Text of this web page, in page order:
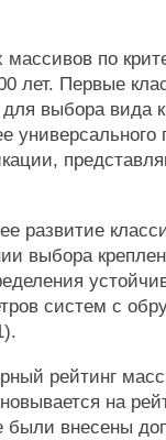
по
лет. Первые
выбора вида
развитие
выбора
систем с
рейтинг
на
были внесены